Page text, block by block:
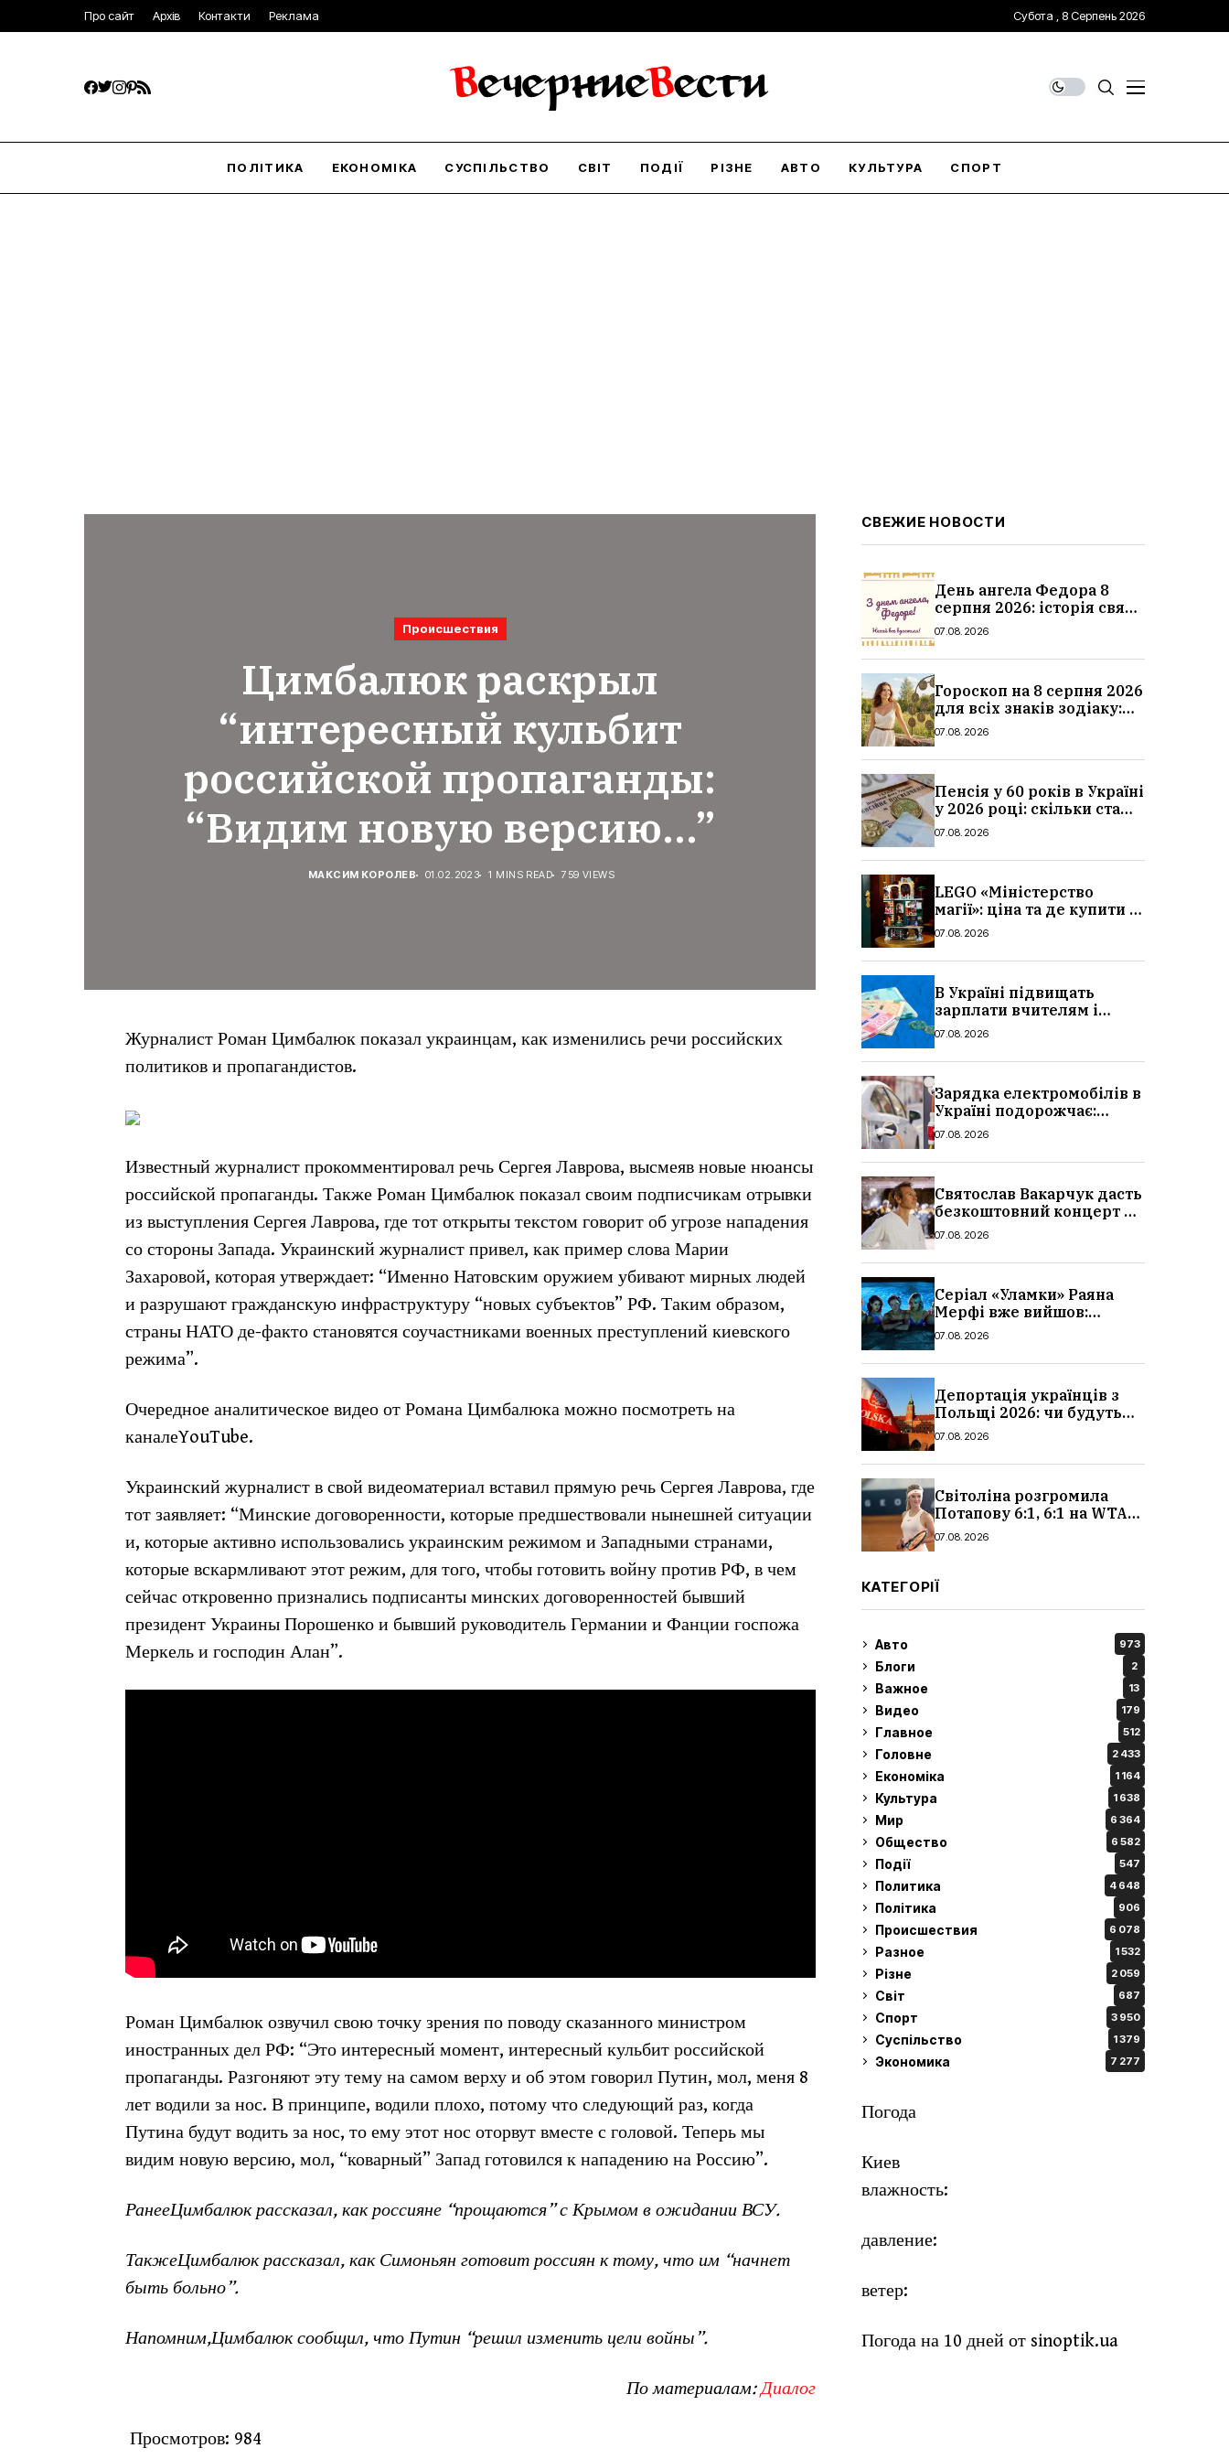
Про сайт Архів Контакти Реклама Субота , 8 Серпень 2026
ПОЛІТИКА ЕКОНОМІКА СУСПІЛЬСТВО СВІТ ПОДІЇ РІЗНЕ АВТО КУЛЬТУРА СПОРТ
Происшествия
Цимбалюк раскрыл
“интересный кульбит
российской пропаганды:
“Видим новую версию…”
МАКСИМ КОРОЛЕВ 01.02.2023 1 MINS READ 759 VIEWS
Журналист Роман Цимбалюк показал украинцам, как изменились речи российских
политиков и пропагандистов.
Известный журналист прокомментировал речь Сергея Лаврова, высмеяв новые нюансы
российской пропаганды. Также Роман Цимбалюк показал своим подписчикам отрывки
из выступления Сергея Лаврова, где тот открыты текстом говорит об угрозе нападения
со стороны Запада. Украинский журналист привел, как пример слова Марии
Захаровой, которая утверждает: “Именно Натовским оружием убивают мирных людей
и разрушают гражданскую инфраструктуру “новых субъектов” РФ. Таким образом,
страны НАТО де-факто становятся соучастниками военных преступлений киевского
режима”.
Очередное аналитическое видео от Романа Цимбалюка можно посмотреть на
каналеYouTube.
Украинский журналист в свой видеоматериал вставил прямую речь Сергея Лаврова, где
тот заявляет: “Минские договоренности, которые предшествовали нынешней ситуации
и, которые активно использовались украинским режимом и Западными странами,
которые вскармливают этот режим, для того, чтобы готовить войну против РФ, в чем
сейчас откровенно признались подписанты минских договоренностей бывший
президент Украины Порошенко и бывший руководитель Германии и Фанции госпожа
Меркель и господин Алан”.
Роман Цимбалюк озвучил свою точку зрения по поводу сказанного министром
иностранных дел РФ: “Это интересный момент, интересный кульбит российской
пропаганды. Разгоняют эту тему на самом верху и об этом говорил Путин, мол, меня 8
лет водили за нос. В принципе, водили плохо, потому что следующий раз, когда
Путина будут водить за нос, то ему этот нос оторвут вместе с головой. Теперь мы
видим новую версию, мол, “коварный” Запад готовился к нападению на Россию”.
РанееЦимбалюк рассказал, как россияне “прощаются” с Крымом в ожидании ВСУ.
ТакжеЦимбалюк рассказал, как Симоньян готовит россиян к тому, что им “начнет
быть больно”.
Напомним,Цимбалюк сообщил, что Путин “решил изменить цели войны”.
По материалам:Диалог
Просмотров: 984
СВЕЖИЕ НОВОСТИ
День ангела Федора 8
серпня 2026: історія свята,
значення імені,
прозі
07.08.2026
Гороскоп на 8 серпня 2026
для всіх знаків зодіаку:
кохання, гроші та справи
07.08.2026
Пенсія у 60 років в Україні
у 2026 році: скільки стажу
потрібно, умови, кому
07.08.2026
LEGO «Міністерство
магії»: ціна та де купити в
Україні
07.08.2026
В Україні підвищать
зарплати вчителям і
стипендії студентам з 1
суми, розмір
07.08.2026
Зарядка електромобілів в
Україні подорожчає:
причина і нові ціни з
07.08.2026
Святослав Вакарчук дасть
безкоштовний концерт у
Львові: дата і місце
07.08.2026
Серіал «Уламки» Раяна
Мерфі вже вийшов:
сюжет, актори та всі
07.08.2026
Депортація українців з
Польщі 2026: чи будуть
висилати українських
07.08.2026
Світоліна розгромила
Потапову 6:1, 6:1 на WTA
1000 у Торонто
07.08.2026
КАТЕГОРІЇ
Авто 973
Блоги 2
Важное 13
Видео 179
Главное 512
Головне 2 433
Економіка 1 164
Культура 1 638
Мир 6 364
Общество 6 582
Події 547
Политика 4 648
Політика 906
Происшествия 6 078
Разное 1 532
Різне 2 059
Світ 687
Спорт 3 950
Суспільство 1 379
Экономика 7 277
Погода
Киев
влажность:
давление:
ветер:
Погода на 10 дней от sinoptik.ua